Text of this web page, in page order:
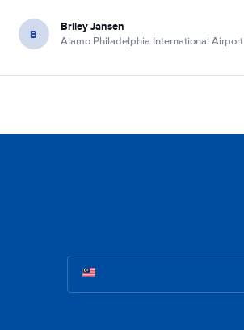
B Briley Jansen
Alamo Philadelphia International Airport